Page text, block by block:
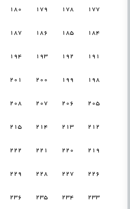
177
178
179
180
184
185
186
187
191
192
193
194
198
199
200
201
205
206
207
208
212
213
214
215
219
220
221
222
226
227
228
229
233
234
235
236